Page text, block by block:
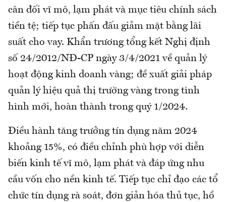
cân đối vĩ mô, lạm phát và mục tiêu chính sách
tiền tệ; tiếp tục phấn đấu giảm mặt bằng lãi
suất cho vay. Khẩn trương tổng kết Nghị định
số 24/2012/NĐ-CP ngày 3/4/2021 về quản lý
hoạt động kinh doanh vàng; đề xuất giải pháp
quản lý hiệu quả thị trường vàng trong tình
hình mới, hoàn thành trong quý 1/2024.
Điều hành tăng trưởng tín dụng năm 2024
khoảng 15%, có điều chỉnh phù hợp với diễn
biến kinh tế vĩ mô, lạm phát và đáp ứng nhu
cầu vốn cho nền kinh tế. Tiếp tục chỉ đạo các tổ
chức tín dụng rà soát, đơn giản hóa thủ tục, hồ